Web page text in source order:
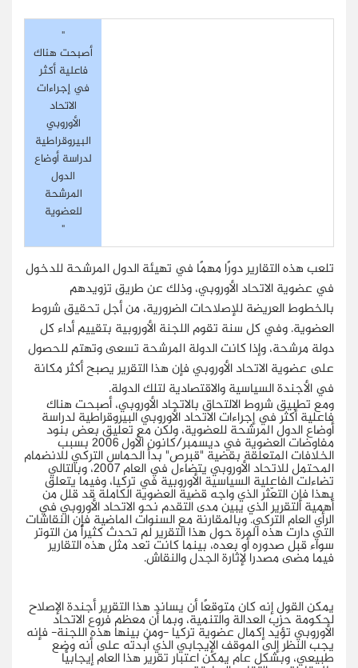
"
أصبحت هناك
فاعلية أكثر
في إجراءات
الاتحاد
الأوروبي
البيروقراطية
لدراسة أوضاع
الدول
المرشحة
للعضوية
"
تلعب هذه التقارير دورًا مهمًا في تهيئة الدول المرشحة للدخول
في عضوية الاتحاد الأوروبي، وذلك عن طريق تزويدهم
بالخطوط العريضة للإصلاحات الضرورية، من أجل تحقيق شروط
العضوية. وفي كل سنة تقوم اللجنة الأوروبية بتقييم أداء كل
دولة مرشحة، وإذا كانت الدولة المرشحة تسعى وتهتم للحصول
على عضوية الاتحاد الأوروبي فإن هذا التقرير يصبح أكثر مكانة
في الأجندة السياسية والاقتصادية لتلك الدولة.
ومع تطبيق شروط الالتحاق بالاتحاد الأوروبي، أصبحت هناك
فاعلية أكثر في إجراءات الاتحاد الأوروبي البيروقراطية لدراسة
أوضاع الدول المرشحة للعضوية، ولكن مع تعليق بعض بنود
مفاوضات العضوية في ديسمبر/كانون الأول 2006 بسبب
الخلافات المتعلقة بقضية "قبرص" بدأ الحماس التركي للانضمام
المحتمل للاتحاد الأوروبي يتضاءل في العام 2007، وبالتالي
تضاءلت الفاعلية السياسية الأوروبية في تركيا، وفيما يتعلق
بهذا فإن التعّثر الذي واجه قضية العضوية الكاملة قد قلل من
أهمية التقرير الذي يبين مدى التقدم نحو الاتحاد الأوروبي في
الرأي العام التركي. وبالمقارنة مع السنوات الماضية فإن النقاشات
التي دارت هذه المرة حول هذا التقرير لم تحدث كثيراً من التوتر
سواء قبل صدوره أو بعده، بينما كانت تعد مثل هذه التقارير
فيما مضى مصدرا لإثارة الجدل والنقاش.
يمكن القول إنه كان متوقعًا أن يساند هذا التقرير أجندة الإصلاح
لحكومة حزب العدالة والتنمية، وبما أن معظم فروع الاتحاد
الأوروبي تؤيّد إكمال عضوية تركيا -ومن بينها هذه اللجنة- فإنه
يجب النظر إلى الموقف الإيجابي الذي أبدته على أنه وضع
طبيعي، وبشكل عام يمكن اعتبار تقرير هذا العام إيجابيًّا